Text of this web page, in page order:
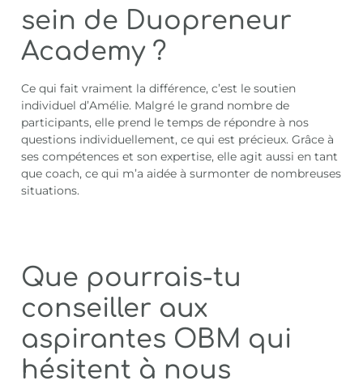
sein de Duopreneur
Academy ?
Ce qui fait vraiment la différence, c’est le soutien
individuel d’Amélie. Malgré le grand nombre de
participants, elle prend le temps de répondre à nos
questions individuellement, ce qui est précieux. Grâce à
ses compétences et son expertise, elle agit aussi en tant
que coach, ce qui m’a aidée à surmonter de nombreuses
situations.
Que pourrais-tu
conseiller aux
aspirantes OBM qui
hésitent à nous